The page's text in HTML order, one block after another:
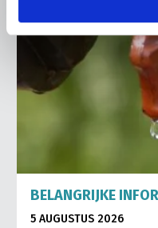
BELANGRIJKE
5 AUGUSTUS 2026